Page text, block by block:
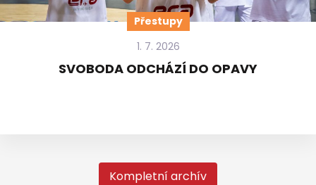
Přestupy
1. 7. 2026
SVOBODA ODCHÁZÍ DO OPAVY
Kompletní archív